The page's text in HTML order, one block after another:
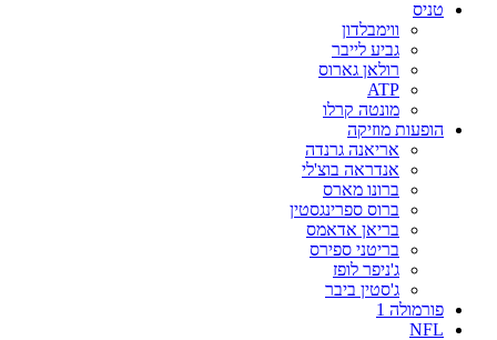
טניס
ווימבלדון
גביע לייבר
רולאן גארוס
ATP
מונטה קרלו
הופעות מוזיקה
אריאנה גרנדה
אנדראה בוצ'לי
ברונו מארס
ברוס ספרינגסטין
בריאן אדאמס
בריטני ספירס
ג'ניפר לופז
ג'סטין ביבר
פורמולה 1
NFL